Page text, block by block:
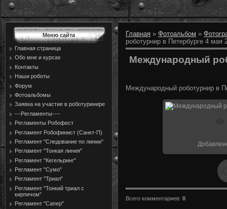
Меню сайта
Главная страница
Обо мне и курсах
Контакты
Наши роботы
Форум
Фотоальбомы
Заявка на участие в роботуринире
---Регламенты----
Регламенты Робофест
Регламент Робофинист (Санкт-П)
Регламент "Следование по линии"
Регламент "Тонкая линия"
Регламент "Кегельринг"
Регламент "Сумо"
Регламент "Триал"
Регламент "Тонкий триал с
кирпичом"
Регламент "Сапер"
Главная » Фотоальбом »
роботурнир в Петербурге 4 мая
Международный
Международный роботурнир в
Всего комментариев: 0